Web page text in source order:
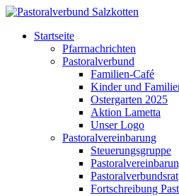
Startseite
Pfarrnachrichten
Pastoralverbund
Familien-Café
Kinder und
Ostergarten 2025
Aktion Lametta
Unser Logo
Pastoralvereinbarung
Steuerungsgruppe
Pastoralverbundsrat
Fortschreibung